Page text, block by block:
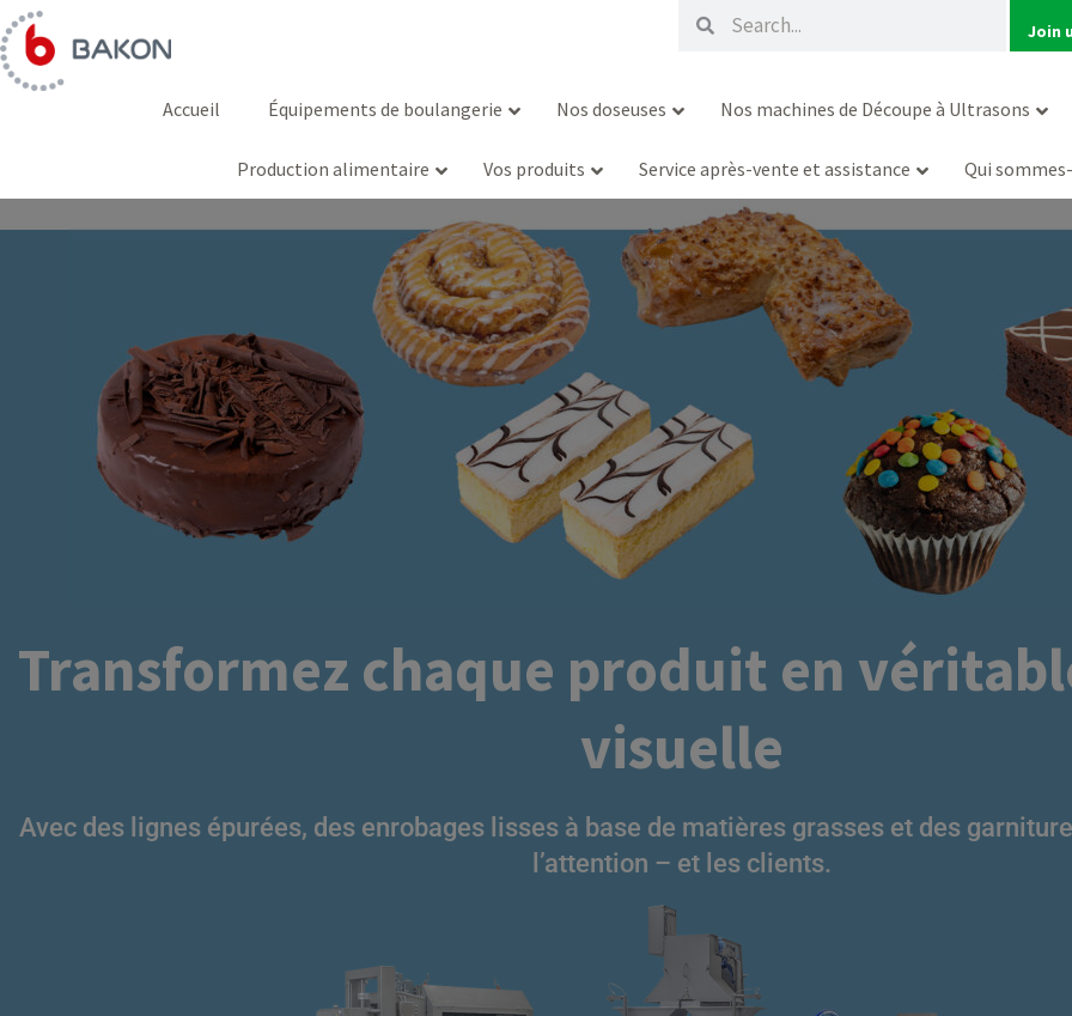
Aller
au
contenu
Rechercher
Rechercher
Join
Accueil Équipements de boulangerie
Ligne de dépose avec séparateur
Ligne de production de gâteaux
sur mesure
Ligne de Coupe Ultrasonique
Ligne de dépose de pâte à gâteau Ligne de production de gâteaux
Nos doseuses Nos machines de Découpe à Ultrasons
Production alimentaire Vos produits
Cupcakes Pâtisserie
Service après-vente et assistance Qui
Transformez chaque produit en
visuelle
Avec des lignes épurées, des enrobages lisses à base de matières grasses et des
l’attention – et les clients.